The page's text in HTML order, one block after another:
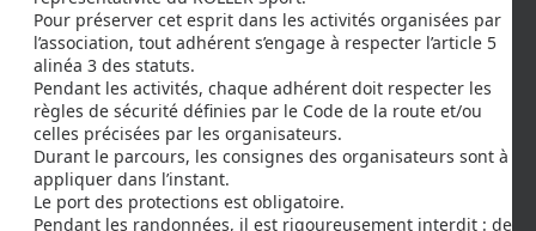
Pour préserver cet esprit dans les activités organisées par
l’association, tout adhérent s’engage à respecter l’article 5
alinéa 3 des statuts.
Pendant les activités, chaque adhérent doit respecter les
règles de sécurité définies par le Code de la route et/ou
celles précisées par les organisateurs.
Durant le parcours, les consignes des organisateurs sont à
appliquer dans l’instant.
Le port des protections est obligatoire.
Pendant les randonnées, il est rigoureusement interdit : de